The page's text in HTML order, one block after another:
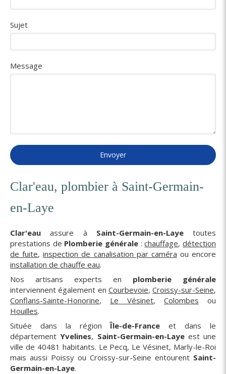
Sujet
Message
Envoyer
Clar'eau, plombier à Saint-Germain-
en-Laye
Clar'eau assure à Saint-Germain-en-Layetoutes
prestations de Plomberie générale :chauffage,détection
de fuite,inspection de canalisation par caméra ou encore
installation de chauffe eau.
Nos artisans experts en plomberie générale
interviennent également en Courbevoie, Croissy-sur-Seine,
Conflans-Sainte-Honorine, Le Vésinet, Colombes ou
Houilles.
Située dans la régionÎle-de-France et dans le
départementYvelines, Saint-Germain-en-Layeest une
ville de 40481 habitants. Le Pecq, Le Vésinet, Marly-le-Roi
mais aussi Poissy ou Croissy-sur-Seine entourent Saint-
Germain-en-Laye.